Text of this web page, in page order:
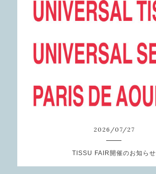
2026 /07/27
TISSU FAIR開催のお知らせ